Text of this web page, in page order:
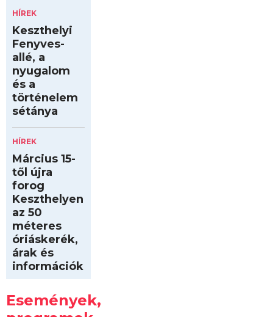
HÍREK
Keszthelyi
Fenyves-
allé, a
nyugalom
és a
történelem
sétánya
HÍREK
Március 15-
től újra
forog
Keszthelyen
az 50
méteres
óriáskerék,
árak és
információk
Események,
Kilóméterek